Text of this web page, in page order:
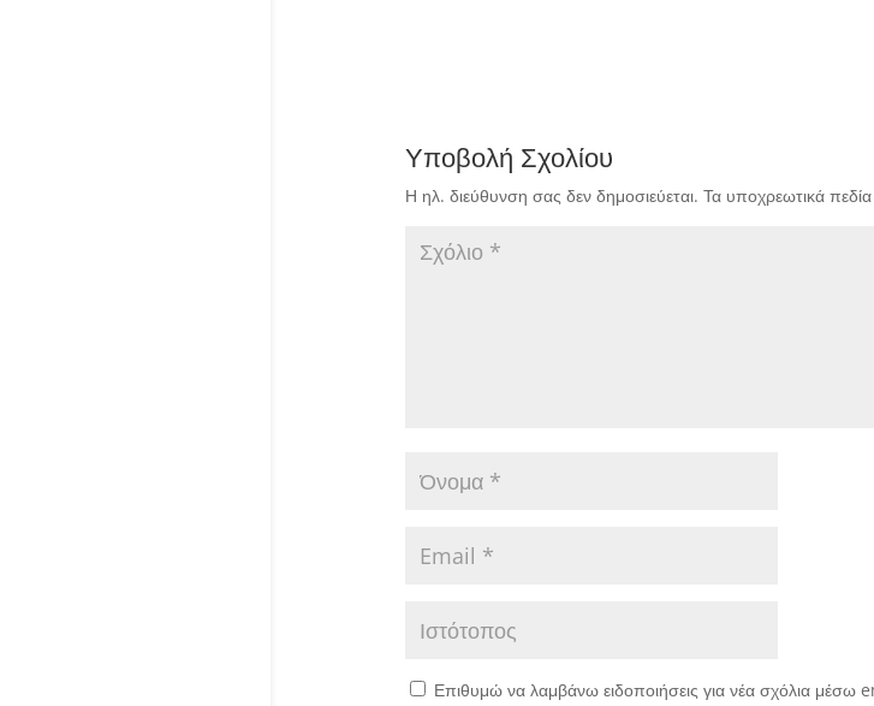
Υποβολή Σχολίου
Η ηλ. διεύθυνση σας δεν δημοσιεύεται. Τα υποχρεωτικά
Επιθυμώ να λαμβάνω ειδοποιήσεις για νέα σχόλια μέσω